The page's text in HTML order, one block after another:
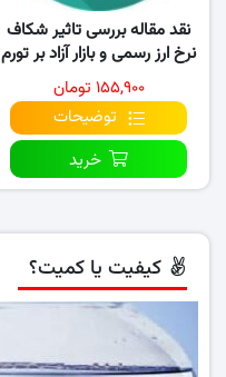
نقد مقاله بررسی تاثیر شکاف
نرخ ارز رسمی و بازار آزاد بر تورم
اقتصاد ایران
۱۵۵,۹۰۰ تومان
توضیحات
خرید
کیفیت یا کمیت؟